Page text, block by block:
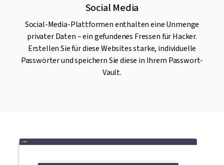
Social Media
Social-Media-Plattformen enthalten eine Unmenge
privater Daten – ein gefundenes Fressen für Hacker.
Erstellen Sie für diese Websites starke, individuelle
Passwörter und speichern Sie diese in Ihrem Passwort-
Vault.